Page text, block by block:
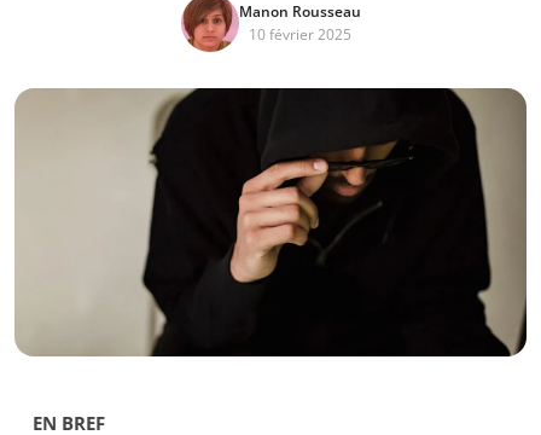
Manon Rousseau
10 février 2025
EN BREF